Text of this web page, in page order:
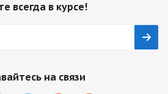
всегда в курсе!
на связи